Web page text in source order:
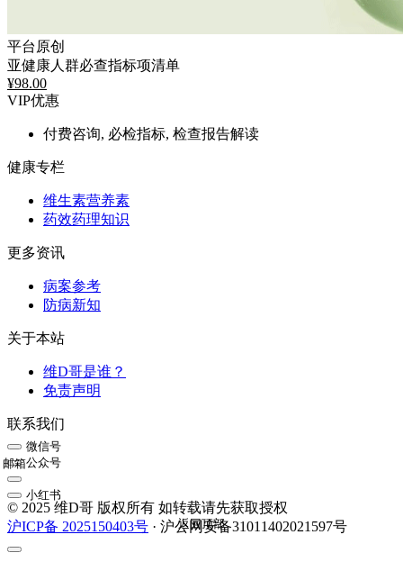
平台原创
亚健康人群必查指标项清单
¥98.00
VIP优惠
付费咨询, 必检指标, 检查报告解读
健康专栏
维生素营养素
药效药理知识
更多资讯
病案参考
防病新知
关于本站
维D哥是谁？
免责声明
联系我们
微信号
公众号
邮箱
小红书
© 2025 维D哥 版权所有 如转载请先获取授权
沪ICP备 2025150403号 · 沪公网安备31011402021597号
返回顶部